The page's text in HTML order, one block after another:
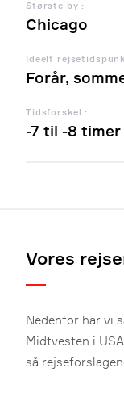
Største by :
Chicago
Ideelt
Forår,
Tidsforskel :
-7 til -8 timer
Vores
Nedenfor har vi
Midtvesten i
så